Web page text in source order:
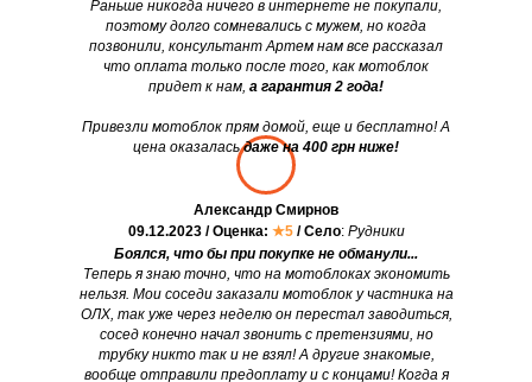
Боялся, что бы при покупке не обманули...
Теперь я знаю точно, что на мотоблоках экономить
нельзя. Мои соседи заказали мотоблок у частника на
ОЛХ, так уже через неделю он перестал заводиться,
сосед конечно начал звонить с претензиями, но
трубку никто так и не взял! А другие знакомые,
вообще отправили предоплату и с концами! Когда я
Александр Смирнов
09.12.2023 / Оценка: ★5 / Село: Рудники
Раньше никогда ничего в интернете не покупали,
поэтому долго сомневались с мужем, но когда
позвонили, консультант Артем нам все рассказал
что оплата только после того, как мотоблок
придет к нам, а гарантия 2 года!
Привезли мотоблок прям домой, еще и бесплатно! А
цена оказаласьдаже на 400 грн ниже!